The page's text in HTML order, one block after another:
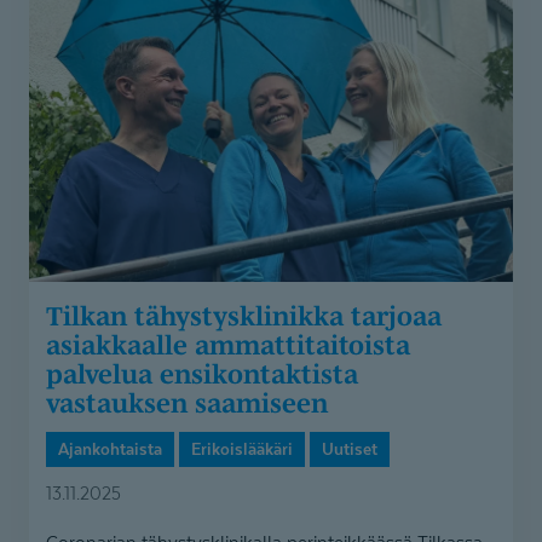
tarjoaa
asiakkaalle
ammattitaitoista
palvelua
ensikontaktista
vastauksen
saamiseen
Tilkan tähystysk­linikka tarjoaa
asiakkaalle ammattitai­toista
palvelua ensikontaktista
vastauksen saamiseen
Ajankohtaista Erikoislääkäri
Uutiset
13.11.2025